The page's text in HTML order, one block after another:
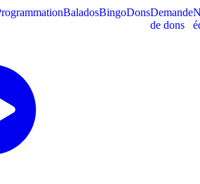
BaladosBingoDonsDemande
de dons